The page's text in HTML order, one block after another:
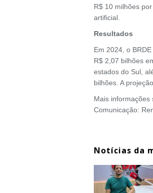
R$ 10 milhões
artificial.
Resultados
Em 2024, o
R$ 2,07 bilhões
estados do Sul,
bilhões. A
Mais informações
Comunicação:
Notícias da